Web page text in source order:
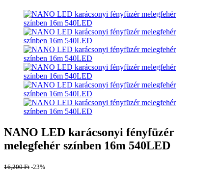
NANO LED karácsonyi fényfüzér
melegfehér színben 16m 540LED
16,200Ft -23%